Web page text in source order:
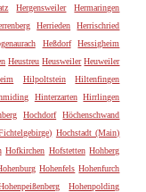
Hergensweiler
Hermaringen
Herrieden
Herrischried
Heßdorf
Hessigheim
Heustreu Heusweiler Heuweiler
Hilpoltstein
Hiltenfingen
Hinterzarten
Hirrlingen
Hochdorf
Höchenschwand
Hochstadt (Main)
Hofkirchen Hofstetten Hohberg
Hohenfels Hohenfurch
Hohenpolding